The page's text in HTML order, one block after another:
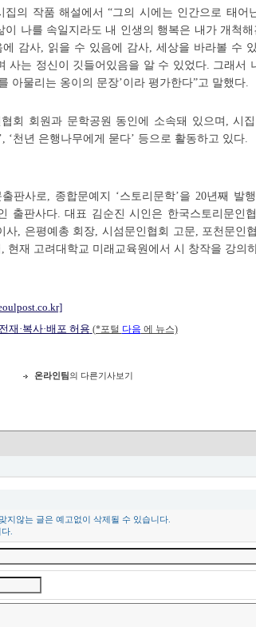
의 작품 해설에서 “그의 시에는 인간으로 태어
나를 속일지라도 내 인생의 행복은 내가 개척해
감사, 읽을 수 있음에 감사, 세상을 바라볼 수
사는 정신이 깃들어있음을 알 수 있었다. 그래서
아물리는 옹이의 문장’이라 평가한다”고 말했다.
회 회원과 문학공원 동인에 소속돼 있으며, 시집
‘천년 은행나무에게 묻다’ 등으로 활동하고 있다.
판사로, 종합문예지 ‘스토리문학’을 20년째 발
출판사다. 대표 김순진 시인은 한국스토리문인
사, 은평예총 회장, 시섬문인협회 고문, 포천문인
현재 고려대학교 미래교육원에서 시 창작을 강의
재·복사·배포 허용 (*포털 다음 에 뉴스)
온라인팀의 다른기사보기
지않는 글은 예고없이 삭제될 수 있습니다.
.